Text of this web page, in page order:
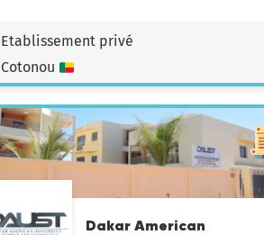
Etablissement privé
Cotonou
Dakar American